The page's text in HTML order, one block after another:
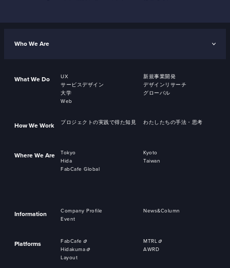
Who We Are
What We Do UX
新規事業開発
サービスデザイン
デザインリサーチ
大学
グローバル
Web
How We Work プロジェクトの実践で得た知見 わたしたちの手法・思考
Where We Are Tokyo
Kyoto
Hida
Taiwan
FabCafe Global
Information Company Profile
News&Column
Event
Platforms FabCafe
MTRL
Hidakuma
AWRD
Layout